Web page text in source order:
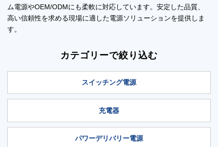
ム電源やOEM/ODMにも柔軟に対応しています。安定した品質、
高い信頼性を求める現場に適した電源ソリューションを提供しま
す。
カテゴリーで絞り込む
スイッチング電源
充電器
パワーデリバリー電源